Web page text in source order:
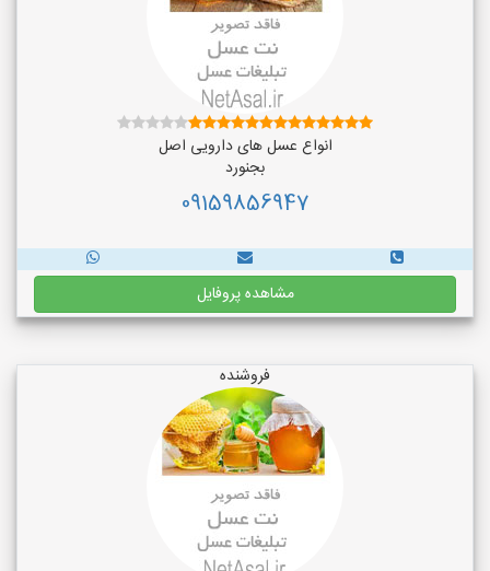
انواع عسل های دارویی اصل
بجنورد
09159856947
مشاهده پروفایل
فروشنده